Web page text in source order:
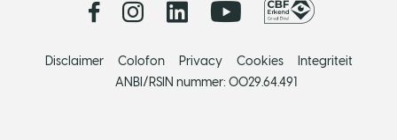
Disclaimer Colofon Privacy Cookies
Integriteit
ANBI/RSIN nummer: 0029.64.491